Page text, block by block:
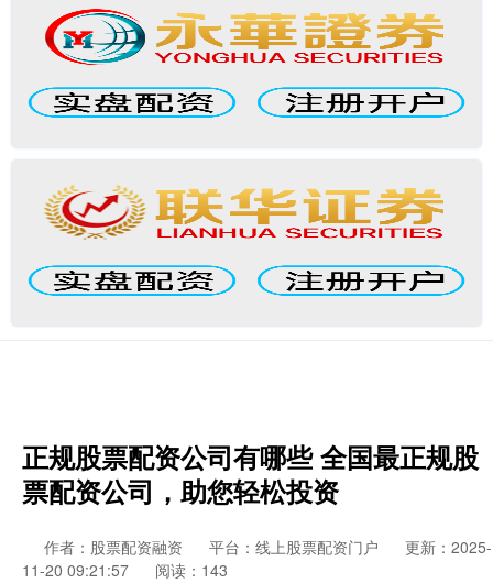
正规股票配资公司有哪些 全国最正规股
票配资公司，助您轻松投资
作者：股票配资融资 平台：线上股票配资门户
更新：2025-
11-20 09:21:57
阅读：143